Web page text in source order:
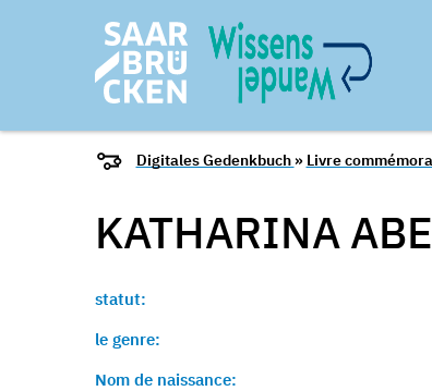
Digitales Gedenkbuch » Livre
KATHARINA
statut:
le genre:
Nom de naissance: